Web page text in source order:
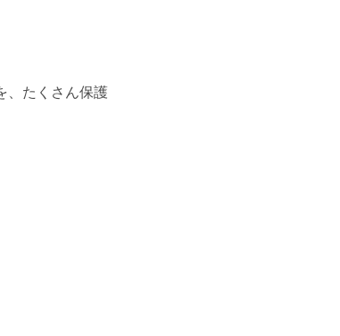
、たくさん保護